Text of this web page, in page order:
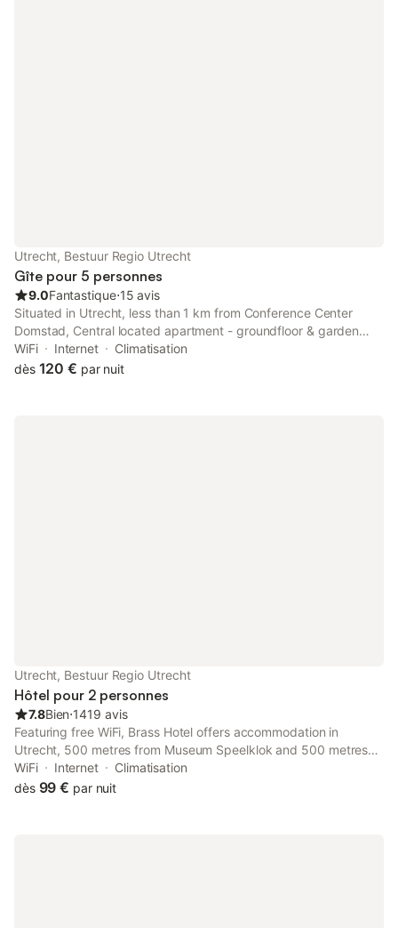
Utrecht, Bestuur Regio Utrecht
Gîte pour 5 personnes
9.0Fantastique⋅15 avis
Situated in Utrecht, less than 1 km from Conference Center
Domstad, Central located apartment - groundfloor & garden
features recently renovated accommodation with free WiFi and
a garden.
WiFi Internet
Climatisation
dès 120 € par nuit
Utrecht, Bestuur Regio Utrecht
Hôtel pour 2 personnes
7.8Bien⋅1419 avis
Featuring free WiFi, Brass Hotel offers accommodation in
Utrecht, 500 metres from Museum Speelklok and 500 metres
from Conference Center Vredenburg. The property is situated 1.
WiFi Internet
Climatisation
dès 99 € par nuit